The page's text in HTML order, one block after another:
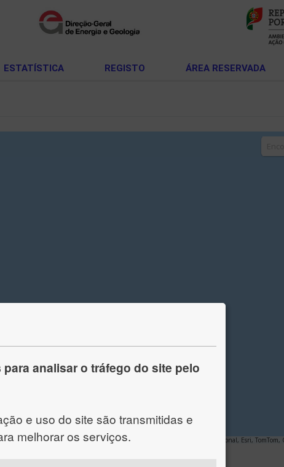
analisar o tráfego do site pelo
e uso do site são transmitidas e
melhorar os serviços.
ESTATÍSTICA REGISTO ÁREA RESERVADA